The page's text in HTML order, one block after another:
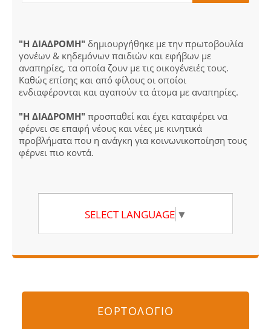
"Η ΔΙΑΔΡΟΜΗ" δημιουργήθηκε με την πρωτοβουλία
γονέων & κηδεμόνων παιδιών και εφήβων με
αναπηρίες, τα οποία ζουν με τις οικογένειές τους.
Καθώς επίσης και από φίλους οι οποίοι
ενδιαφέρονται και αγαπούν τα άτομα με αναπηρίες.
"Η ΔΙΑΔΡΟΜΗ" προσπαθεί και έχει καταφέρει να
φέρνει σε επαφή νέους και νέες με κινητικά
προβλήματα που η ανάγκη για κοινωνικοποίηση τους
φέρνει πιο κοντά.
SELECT LANGUAGE ▼
ΕΟΡΤΟΛΟΓΙΟ